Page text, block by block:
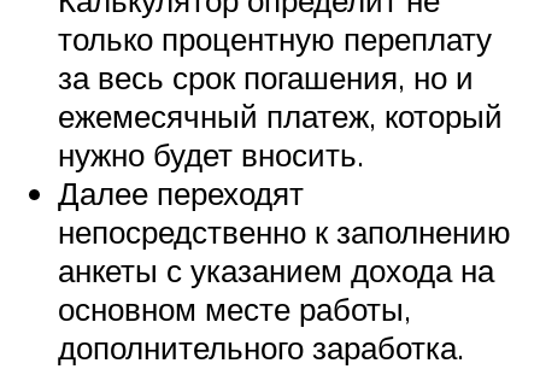
только процентную переплату
за весь срок погашения, но и
ежемесячный платеж, который
нужно будет вносить.
Далее переходят
непосредственно к заполнению
анкеты с указанием дохода на
основном месте работы,
дополнительного заработка.